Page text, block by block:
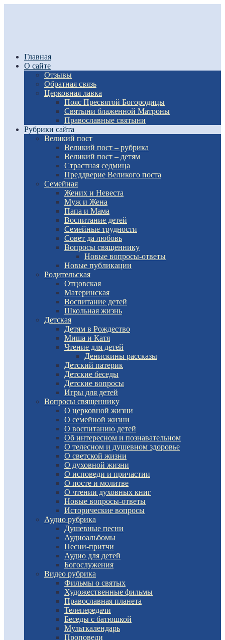
Главная
О сайте
Отзывы
Обратная связь
Церковная лавка
Пояс Пресвятой Богородицы
Святыни блаженной Матроны
Православные святыни
Рубрики сайта
Великий пост
Великий пост – рубрика
Великий пост – детям
Страстная седмица
Преддверие Великого поста
Семейная
Жених и Невеста
Муж и Жена
Папа и Мама
Воспитание детей
Семейные трудности
Совет да любовь
Вопросы священнику
Новые вопросы-ответы
Новые публикации
Родительская
Отцовская
Материнская
Воспитание детей
Школьная жизнь
Детская
Детям в Рождество
Миша и Катя
Чтение для детей
Денискины рассказы
Детский патерик
Детские беседы
Детские вопросы
Игры для детей
Вопросы священнику
О церковной жизни
О семейной жизни
О воспитанию детей
Об интересном и познавательном
О телесном и душевном здоровье
О светской жизни
О духовной жизни
О исповеди и причастии
О посте и молитве
О чтении духовных книг
Новые вопросы-ответы
Исторические вопросы
Аудио рубрика
Душевные песни
Аудиоальбомы
Песни-притчи
Аудио для детей
Богослужения
Видео рубрика
Фильмы о святых
Художественные фильмы
Православная планета
Телепередачи
Беседы с батюшкой
Мульткалендарь
Проповеди